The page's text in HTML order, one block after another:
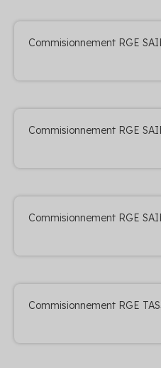
Commisionnement RGE
Commisionnement RGE
Commisionnement RGE
Commisionnement RGE